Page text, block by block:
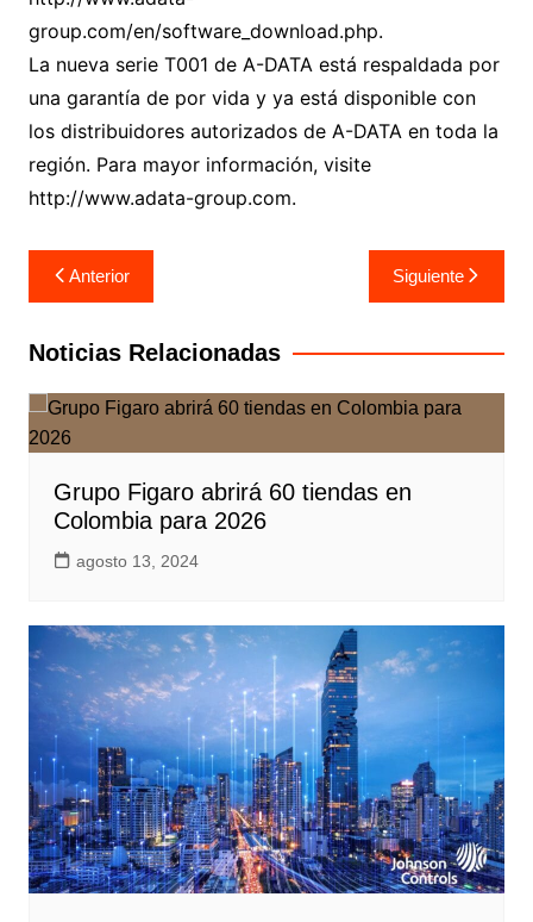
group.com/en/software_download.php.
La nueva serie T001 de A-DATA está respaldada por
una garantía de por vida y ya está disponible con
los distribuidores autorizados de A-DATA en toda la
región. Para mayor información, visite
http://www.adata-group.com.
Navegación
de
entradas
Anterior Siguiente
Noticias Relacionadas
Grupo Figaro abrirá 60 tiendas en
Colombia para 2026
agosto 13, 2024